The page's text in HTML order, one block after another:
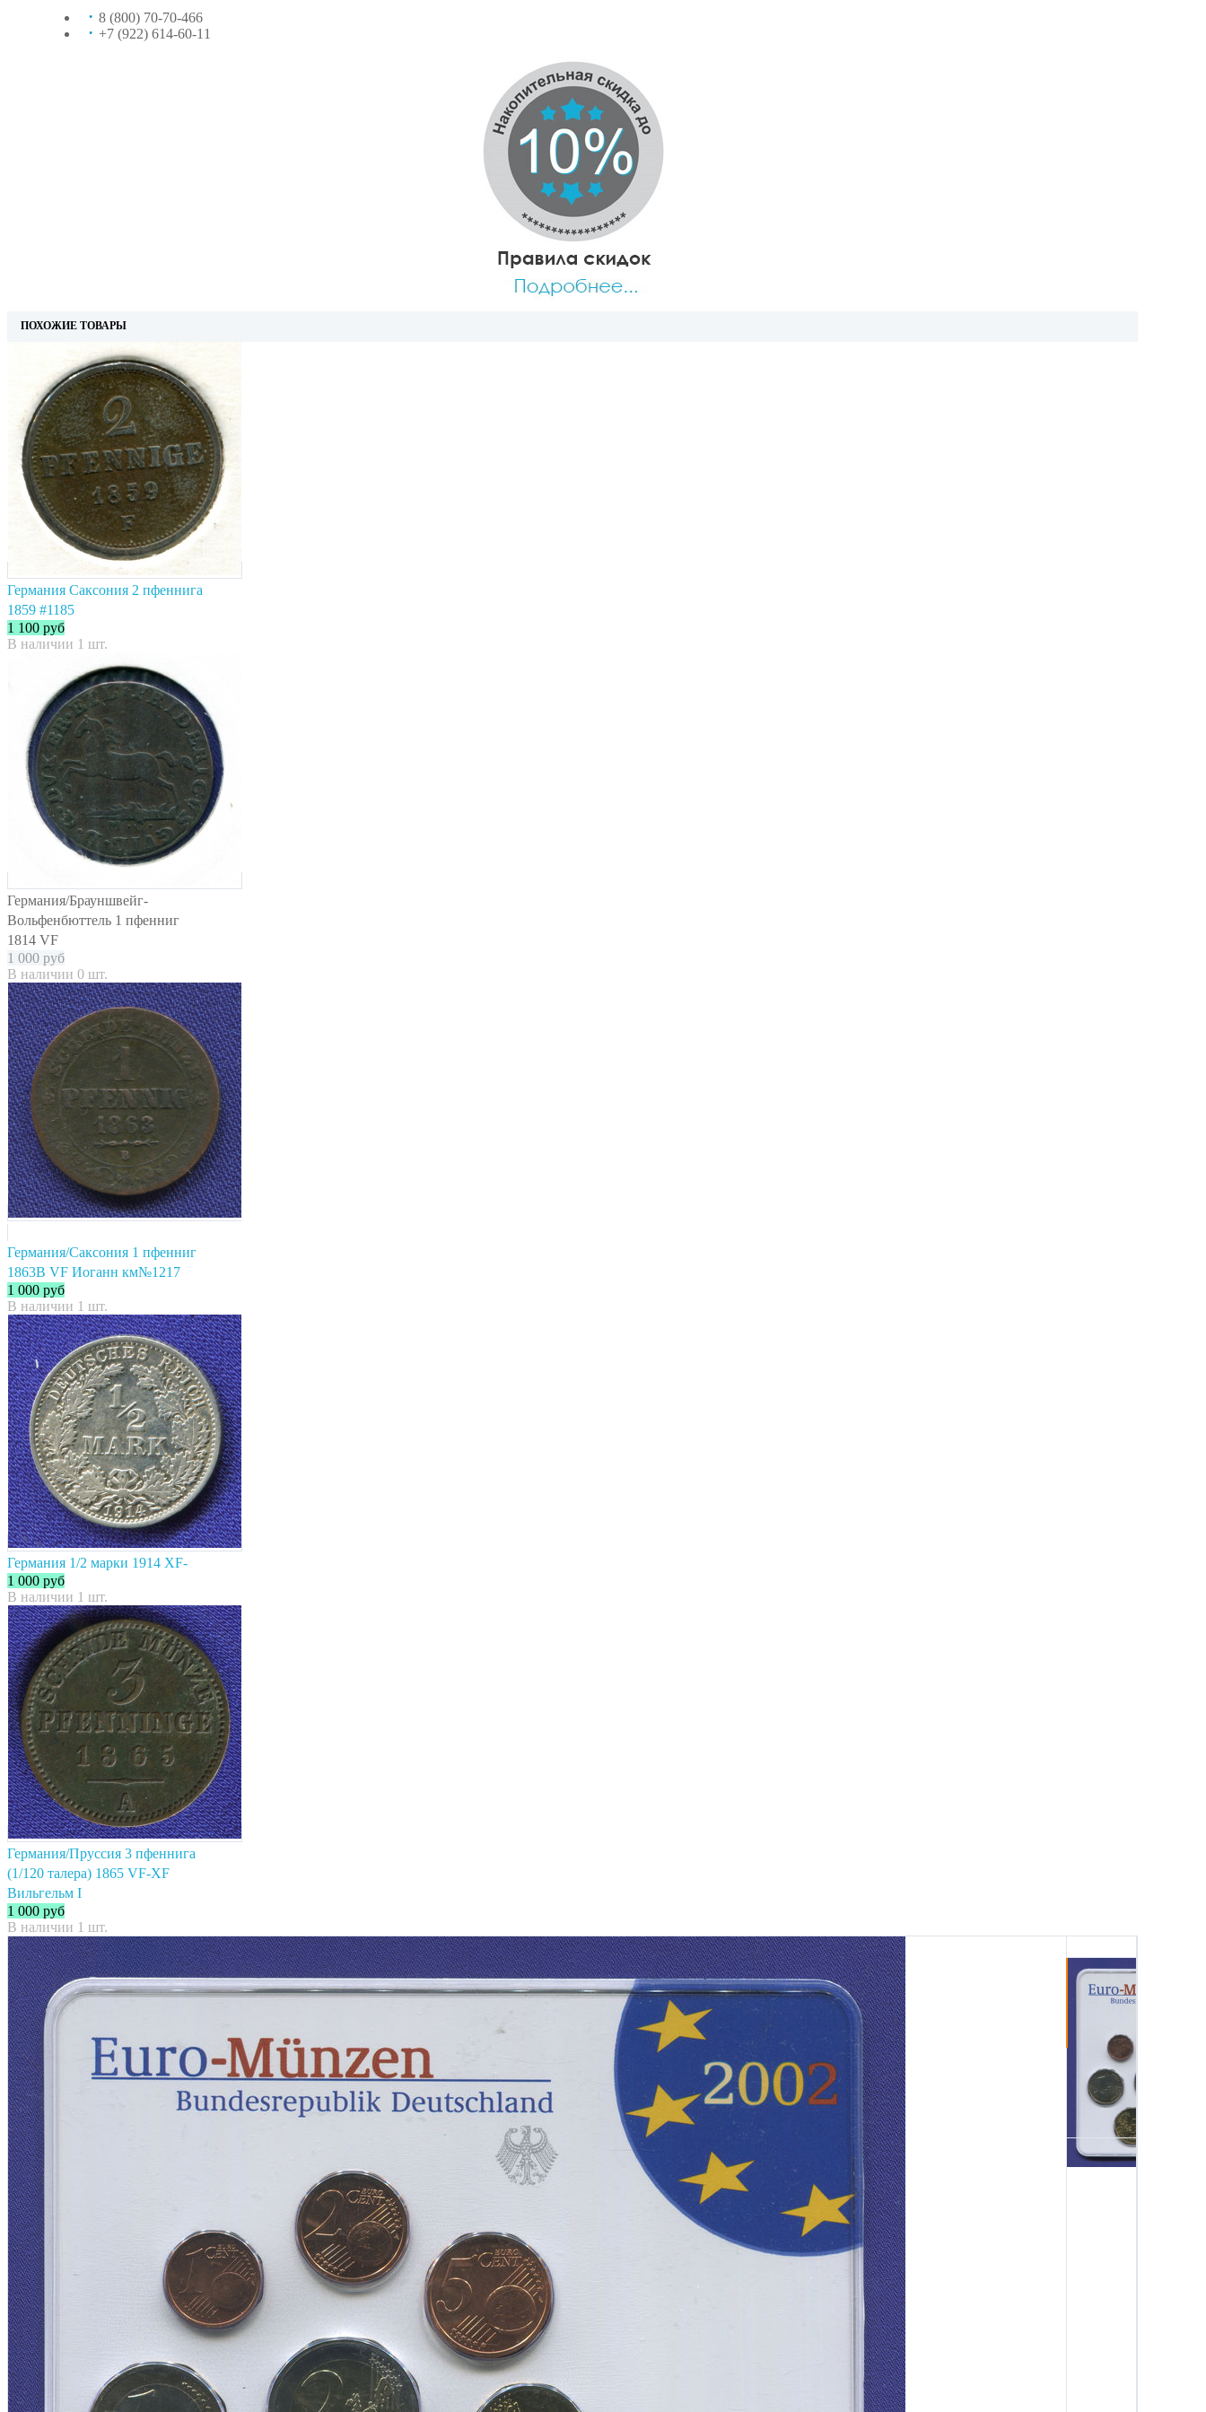
8 (800) 70-70-466
+7 (922) 614-60-11
ПОХОЖИЕ ТОВАРЫ
Германия Саксония 2 пфеннига
1859 #1185
1 100 руб
В наличии 1 шт.
Германия/Брауншвейг-
Вольфенбюттель 1 пфенниг
1814 VF
1 000 руб
В наличии 0 шт.
Германия/Саксония 1 пфенниг
1863В VF Иоганн км№1217
1 000 руб
В наличии 1 шт.
Германия 1/2 марки 1914 XF-
1 000 руб
В наличии 1 шт.
Германия/Пруссия 3 пфеннига
(1/120 талера) 1865 VF-XF
Вильгельм I
1 000 руб
В наличии 1 шт.